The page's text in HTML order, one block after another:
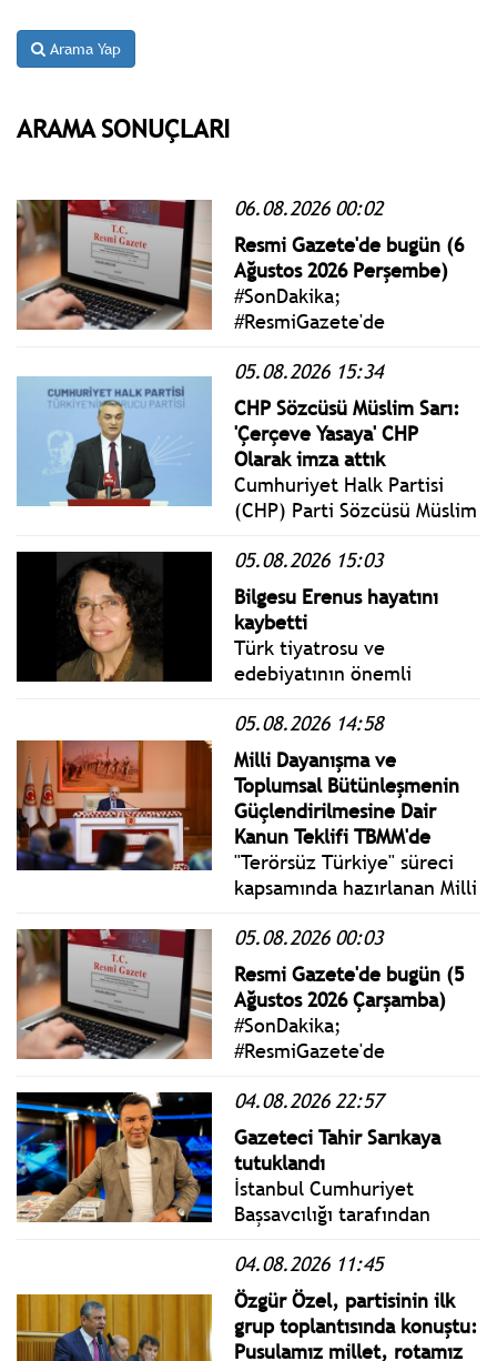
Arama Yap
ARAMA SONUÇLARI
06.08.2026 00:02
Resmi Gazete'de bugün (6
Ağustos 2026 Perşembe)
#SonDakika;
#ResmiGazete'de
Perşembe yönetmelik,
genelge ve tebliğler
takip edebilirsiniz.
05.08.2026 15:34
CHP Sözcüsü Müslim Sarı:
'Çerçeve Yasaya' CHP
Olarak imza attık
Cumhuriyet Halk Partisi
(CHP) Parti Sözcüsü Müslim
gerçekleştirilen Merkez
Yönetim Kurulu (MYK)
toplantısının ardından basın
mensuplarının karşısına
çıktı.
05.08.2026 15:03
Bilgesu Erenus hayatını
kaybetti
Türk tiyatrosu ve
edebiyatının önemli
hayatını kaybetti. Erenus
için 8 Ağustos'ta Harbiye
Muhsin Ertuğrul
Sahnesi'nde saat 10.30'da
tören düzenlenecek.
05.08.2026 14:58
Milli Dayanışma ve
Toplumsal Bütünleşmenin
Güçlendirilmesine Dair
Kanun Teklifi TBMM'de
"Terörsüz Türkiye" süreci
kapsamında hazırlanan Milli
Bütünleşmenin
Güçlendirilmesine Dair
Kanun Teklifi TBMM
Başkanlığına sunuldu.
05.08.2026 00:03
Resmi Gazete'de bugün (5
Ağustos 2026 Çarşamba)
#SonDakika;
#ResmiGazete'de
Çarşamba yönetmelik,
genelge ve tebliğler
takip edebilirsiniz.
04.08.2026 22:57
Gazeteci Tahir Sarıkaya
tutuklandı
İstanbul Cumhuriyet
Başsavcılığı tarafından
kapsamında gözaltına
alınan gazeteci Tahir
Sarıkaya, “şantaj”
suçundan tutuklandı.
04.08.2026 11:45
Özgür Özel, partisinin ilk
grup toplantısında konuştu:
Pusulamız millet, rotamız